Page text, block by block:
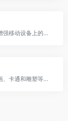
旨在轻松在线升级优化图像，您还可以轻松增强移动设备上的照片
能够将静态照片中的人物、物体、素描、绘画、卡通和雕塑等进行锐化、增强和动画化处理